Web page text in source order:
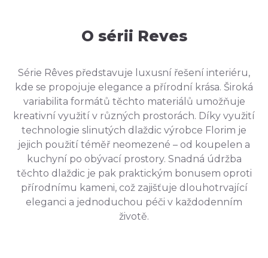
O sérii Reves
Série Rêves představuje luxusní řešení interiéru,
kde se propojuje elegance a přírodní krása. Široká
variabilita formátů těchto materiálů umožňuje
kreativní využití v různých prostorách. Díky využití
technologie slinutých dlaždic výrobce Florim je
jejich použití téměř neomezené – od koupelen a
kuchyní po obývací prostory. Snadná údržba
těchto dlaždic je pak praktickým bonusem oproti
přírodnímu kameni, což zajišťuje dlouhotrvající
eleganci a jednoduchou péči v každodenním
životě.